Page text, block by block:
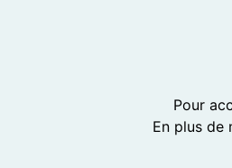
Pour
En plus de